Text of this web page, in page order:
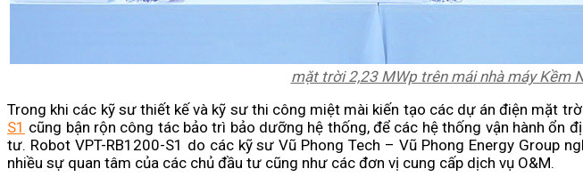
mặt trời 2,23 MWp trên mái nhà máy Kềm
Trong khi các kỹ sư thiết kế và kỹ sư thi công miệt mài kiến tạo các dự án điện mặt
S1 cũng bận rộn công tác bảo trì bảo dưỡng hệ thống, để các hệ thống vận hành ổn
tư. Robot VPT-RB1200-S1 do các kỹ sư Vũ Phong Tech – Vũ Phong Energy Group
nhiều sự quan tâm của các chủ đầu tư cũng như các đơn vị cung cấp dịch vụ O&M.